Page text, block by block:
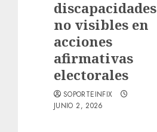
discapacidades
no visibles en
acciones
afirmativas
electorales
SOPORTEINFIX
JUNIO 2, 2026